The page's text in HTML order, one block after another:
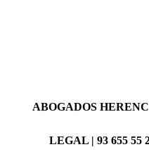
ABOGADOS
LEGAL | 93 655 55